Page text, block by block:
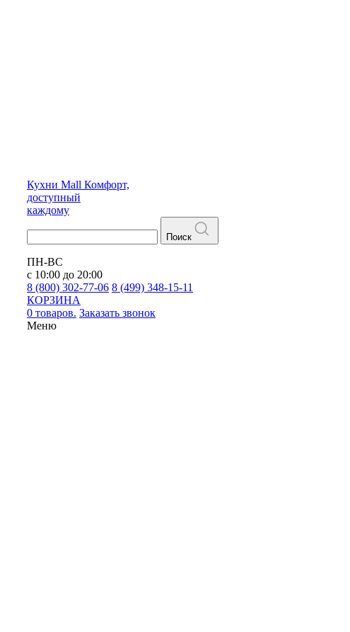
Кухни Mall Комфорт,
доступный
каждому
Поиск
ПН-ВС
с 10:00 до 20:00
8 (800) 302-77-06 8 (499) 348-15-11
КОРЗИНА
0 товаров. Заказать звонок
Меню